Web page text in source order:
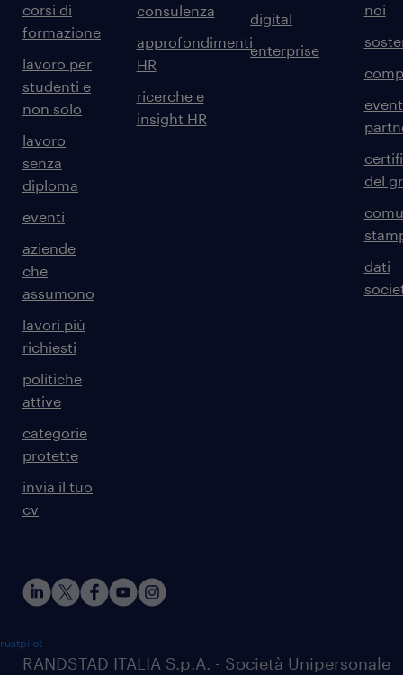
corsi di
formazione
lavoro per
studenti e
non solo
lavoro
senza
diploma
eventi
aziende
che
assumono
lavori più
richiesti
politiche
attive
categorie
protette
invia il tuo
cv
consulenza
approfondimenti
HR
ricerche e
insight HR
digital
enterprise
noi
del
dati
RANDSTAD ITALIA S.p.A. - Società Unipersonale